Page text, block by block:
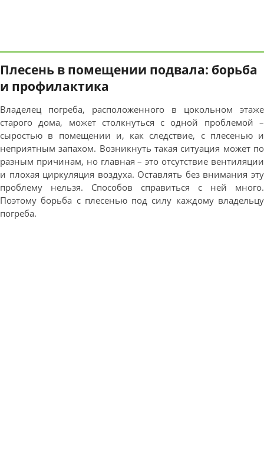
Плесень в помещении подвала: борьба
и профилактика
Владелец погреба, расположенного в цокольном этаже
старого дома, может столкнуться с одной проблемой –
сыростью в помещении и, как следствие, с плесенью и
неприятным запахом. Возникнуть такая ситуация может по
разным причинам, но главная – это отсутствие вентиляции
и плохая циркуляция воздуха. Оставлять без внимания эту
проблему нельзя. Способов справиться с ней много.
Поэтому борьба с плесенью под силу каждому владельцу
погреба.